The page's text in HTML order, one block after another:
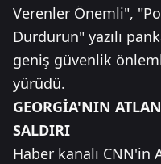
Verenler Önemli",
Durdurun" yazılı
geniş güvenlik
yürüdü.
GEORGİA'NIN
SALDIRI
Haber kanalı